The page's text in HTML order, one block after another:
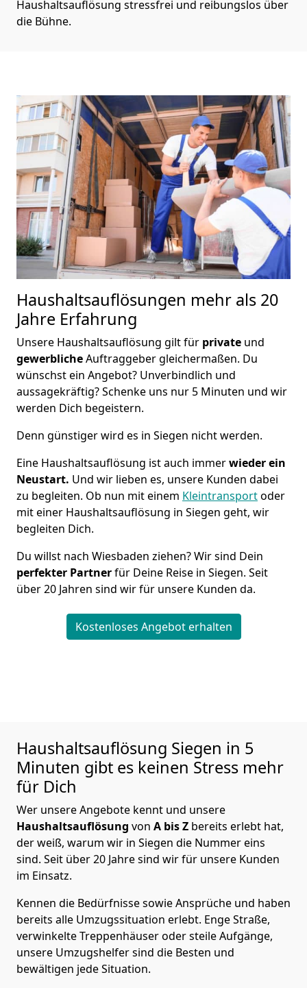
Haushaltsauflösung stressfrei und reibungslos über
die Bühne.
Haushaltsauflösungen mehr als 20
Jahre Erfahrung
Unsere Haushaltsauflösung gilt für private und
gewerblicheAuftraggeber gleichermaßen. Du
wünschst ein Angebot? Unverbindlich und
aussagekräftig? Schenke uns nur 5 Minuten und wir
werden Dich begeistern.
Denn günstiger wird es in Siegen nicht werden.
Eine Haushaltsauflösung ist auch immerwieder ein
Neustart. Und wir lieben es, unsere Kunden dabei
zu begleiten. Ob nun mit einem Kleintransportoder
mit einer Haushaltsauflösung in Siegen geht, wir
begleiten Dich.
Du willst nach Wiesbaden ziehen? Wir sind Dein
perfekter Partnerfür Deine Reise in Siegen. Seit
über 20 Jahren sind wir für unsere Kunden da.
Kostenloses Angebot erhalten
Haushaltsauflösung Siegen in 5
Minuten gibt es keinen Stress mehr
für Dich
Wer unsere Angebote kennt und unsere
Haushaltsauflösung von A bis Z bereits erlebt hat,
der weiß, warum wir in Siegen die Nummer eins
sind. Seit über 20 Jahre sind wir für unsere Kunden
im Einsatz.
Kennen die Bedürfnisse sowie Ansprüche und haben
bereits alle Umzugssituation erlebt. Enge Straße,
verwinkelte Treppenhäuser oder steile Aufgänge,
unsere Umzugshelfer sind die Besten und
bewältigen jede Situation.